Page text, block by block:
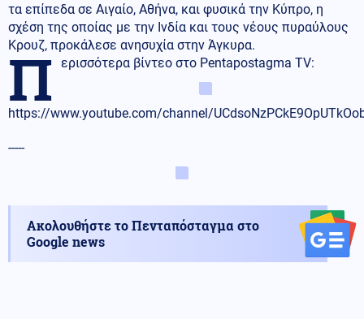
τα επίπεδα σε Αιγαίο, Αθήνα, και φυσικά την Κύπρο, η
σχέση της οποίας με την Ινδία και τους νέους πυραύλους
Κρουζ, προκάλεσε ανησυχία στην Άγκυρα.
Π ερισσότερα βίντεο στο Pentapostagma TV:
https://www.youtube.com/channel/
-----
Ακολουθήστε το Πενταπόσταγμα στο
Google news